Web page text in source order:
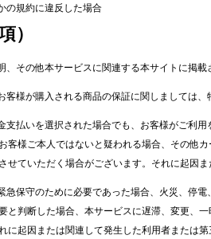
の規約に違反した場合
）
、その他本サービスに関連する本サイトに掲
客様が購入される商品の保証に関しましては
支払いを選択された場合でも、お客様がご利
客様ご本人ではないと疑われる場合、その他
せていただく場合がございます。それに起因
急保守のために必要であった場合、火災、停
と判断した場合、本サービスに遅滞、変更、
に起因または関連して発生した利用者または